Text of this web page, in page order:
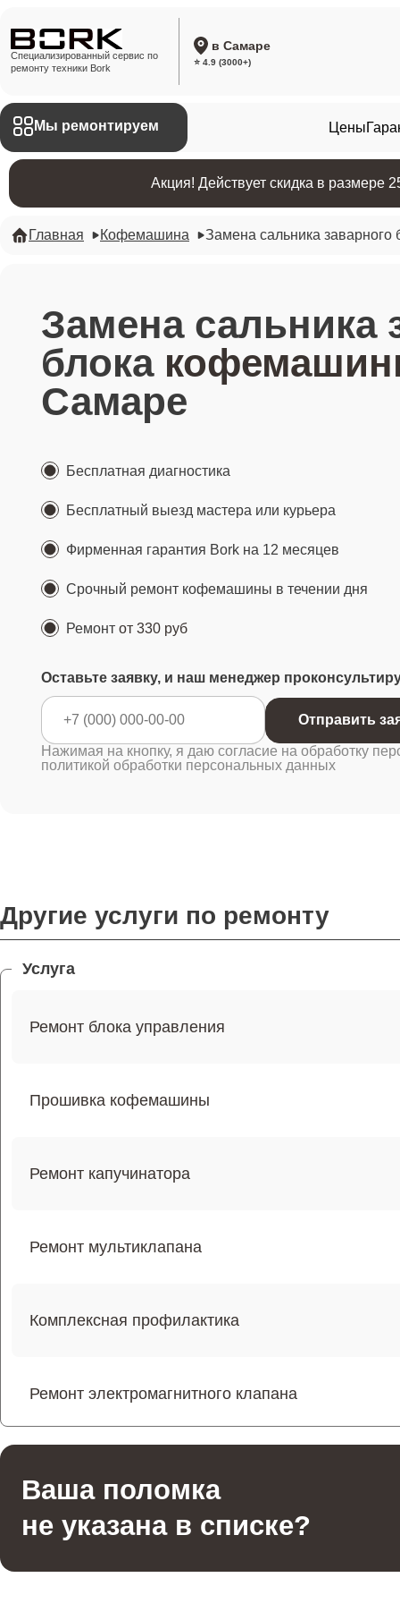
Специализированный сервис по
ремонту техники Bork
в Самаре
⭐ 4.9 (3000+)
Мы ремонтируем Цены
Акция! Действует скидка в
Главная Кофемашина Замена сальника заварного
Замена сальника
блока
Самаре
Бесплатная диагностика
Бесплатный выезд мастера или курьера
Фирменная гарантия Bork на 12 месяцев
Срочный ремонт кофемашины в течении дня
Ремонт от 330 руб
Оставьте заявку, и наш менеджер
Нажимая на кнопку, я даю согласие на обработку
политикой обработки персональных данных
Другие услуги по ремонту
Услуга
Ремонт блока управления
Прошивка кофемашины
Ремонт капучинатора
Ремонт мультиклапана
Комплексная профилактика
Ремонт электромагнитного клапана
Ремонт трубок кофемашины
Ваша поломка
не указана в списке?